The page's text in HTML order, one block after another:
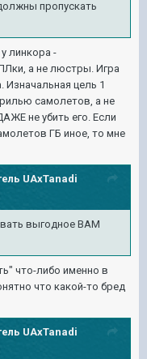
пропускать
линкора -
а не люстры. Игра
Изначальная цель 1
самолетов, а не
не убить его. Если
ГБ иное, то мне
UAxTanadi
выгодное ВАМ
что-либо именно в
что какой-то бред
UAxTanadi